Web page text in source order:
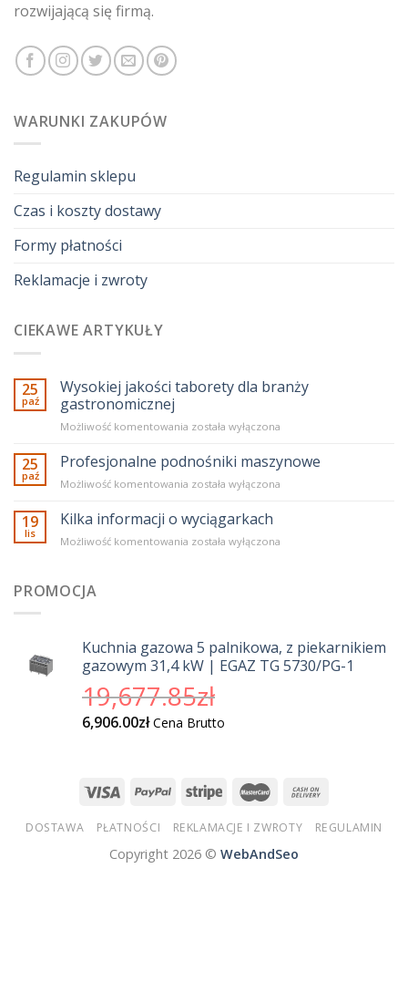
rozwijającą się firmą.
WARUNKI ZAKUPÓW
Regulamin sklepu
Czas i koszty dostawy
Formy płatności
Reklamacje i zwroty
CIEKAWE ARTYKUŁY
25
paź
Wysokiej jakości taborety dla branży
gastronomicznej
Możliwość komentowania Wysokiej
taborety
dla
branży
została wyłączona
25
paź
Profesjonalne podnośniki maszynowe
Możliwość komentowania Profesjonalne
maszynowe
została wyłączona
19
lis
Kilka informacji o wyciągarkach
Możliwość komentowania Kilka
została wyłączona
PROMOCJA
Kuchnia gazowa 5 palnikowa, z piekarnikiem
gazowym 31,4 kW | EGAZ TG 5730/PG-1
19,677.85zł
wynosiła:
6,906.00złAktualna
Cena Brutto
DOSTAWA PŁATNOŚCI REKLAMACJE I ZWROTY REGULAMIN
Copyright 2026 © WebAndSeo